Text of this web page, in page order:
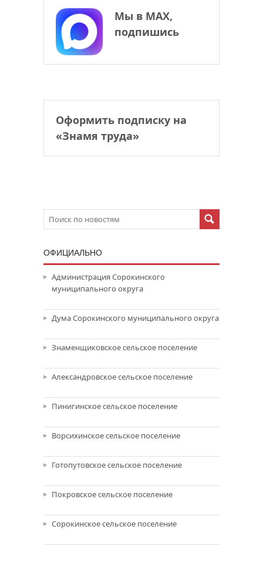
Мы в МАХ,
подпишись
Оформить подписку на
«Знамя труда»
ОФИЦИАЛЬНО
Администрация Сорокинского
муниципального округа
Дума Сорокинского муниципального округа
Знаменщиковское сельское поселение
Александровское сельское поселение
Пинигинское сельское поселение
Ворсихинское сельское поселение
Готопутовское сельское поселение
Покровское сельское поселение
Сорокинское сельское поселение